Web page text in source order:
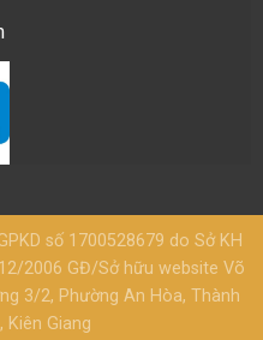
số 1700528679 do Sở KH
2006 GĐ/Sở hữu website Võ
3/2, Phường An Hòa, Thành
Kiên Giang